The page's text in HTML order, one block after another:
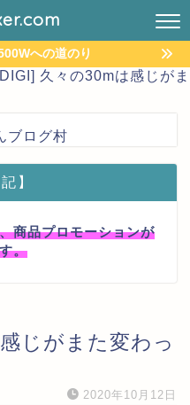
への道のり
久々の30mは感じがま
ブログ村
】
商品プロモーションが
。
じがまた変わっ
2020年10月12日